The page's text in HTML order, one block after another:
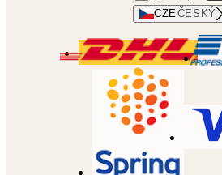
CZEČESKÝ